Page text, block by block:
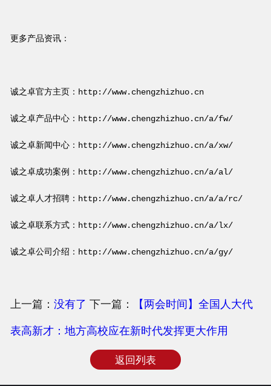
更多产品资讯：
诚之卓官方主页： http://www.chengzhizhuo.cn
诚之卓产品中心： http://www.chengzhizhuo.cn/a/fw/
诚之卓新闻中心： http://www.chengzhizhuo.cn/a/xw/
诚之卓成功案例： http://www.chengzhizhuo.cn/a/al/
诚之卓人才招聘： http://www.chengzhizhuo.cn/a/a/rc/
诚之卓联系方式： http://www.chengzhizhuo.cn/a/lx/
诚之卓公司介绍： http://www.chengzhizhuo.cn/a/gy/
上一篇： 没有了 下一篇： 【两会时间】全国人大代
表高新才：地方高校应在新时代发挥更大作用
返回列表